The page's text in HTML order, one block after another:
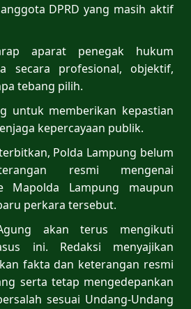
DPRD yang masih aktif
aparat penegak hukum
secara profesional, objektif,
tebang pilih.
untuk memberikan kepastian
kepercayaan publik.
Polda Lampung belum
resmi mengenai
Mapolda Lampung maupun
perkara tersebut.
akan terus mengikuti
ini. Redaksi menyajikan
fakta dan keterangan resmi
serta tetap mengedepankan
sesuai Undang-Undang